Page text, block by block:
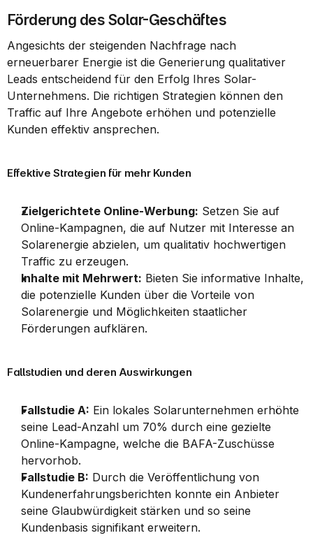
Förderung des Solar-Geschäftes
Angesichts der steigenden Nachfrage nach
erneuerbarer Energie ist die Generierung qualitativer
Leads entscheidend für den Erfolg Ihres Solar-
Unternehmens. Die richtigen Strategien können den
Traffic auf Ihre Angebote erhöhen und potenzielle
Kunden effektiv ansprechen.
Effektive Strategien für mehr Kunden
Zielgerichtete Online-Werbung: Setzen Sie auf
Online-Kampagnen, die auf Nutzer mit Interesse an
Solarenergie abzielen, um qualitativ hochwertigen
Traffic zu erzeugen.
Inhalte mit Mehrwert: Bieten Sie informative Inhalte,
die potenzielle Kunden über die Vorteile von
Solarenergie und Möglichkeiten staatlicher
Förderungen aufklären.
Fallstudien und deren Auswirkungen
Fallstudie A: Ein lokales Solarunternehmen erhöhte
seine Lead-Anzahl um 70% durch eine gezielte
Online-Kampagne, welche die BAFA-Zuschüsse
hervorhob.
Fallstudie B: Durch die Veröffentlichung von
Kundenerfahrungsberichten konnte ein Anbieter
seine Glaubwürdigkeit stärken und so seine
Kundenbasis signifikant erweitern.